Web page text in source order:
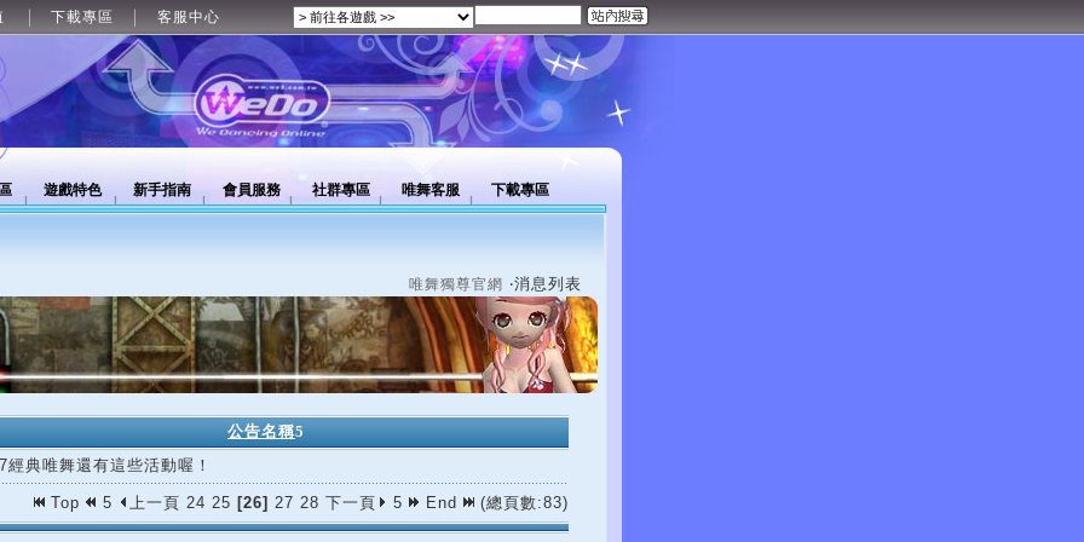
下載專區 客服中心
遊戲特色 新手指南 會員服務 社群專區 唯舞客服 下載專區
唯舞獨尊官網 ‧消息列表
公告名稱5
經典唯舞還有這些活動喔！
Top 5 上一頁 24 25 [26] 27 28 下一頁 5 End (總頁數:83)